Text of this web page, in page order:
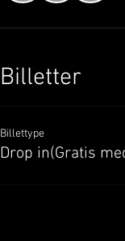
Billetter
Billettype
Drop in(Gratis